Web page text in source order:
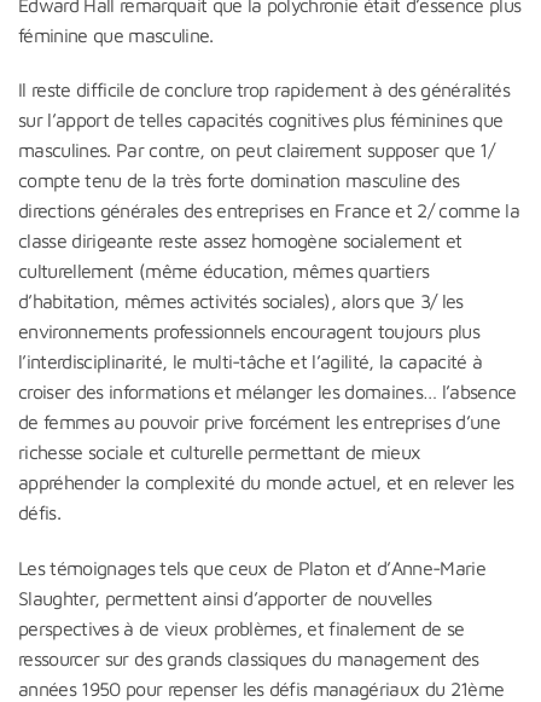
Edward Hall remarquait que la polychronie était d’essence plus
féminine que masculine.
Il reste difficile de conclure trop rapidement à des généralités
sur l’apport de telles capacités cognitives plus féminines que
masculines. Par contre, on peut clairement supposer que 1/
compte tenu de la très forte domination masculine des
directions générales des entreprises en France et 2/ comme la
classe dirigeante reste assez homogène socialement et
culturellement (même éducation, mêmes quartiers
d’habitation, mêmes activités sociales), alors que 3/ les
environnements professionnels encouragent toujours plus
l’interdisciplinarité, le multi-tâche et l’agilité, la capacité à
croiser des informations et mélanger les domaines… l’absence
de femmes au pouvoir prive forcément les entreprises d’une
richesse sociale et culturelle permettant de mieux
appréhender la complexité du monde actuel, et en relever les
défis.
Les témoignages tels que ceux de Platon et d’Anne-Marie
Slaughter, permettent ainsi d’apporter de nouvelles
perspectives à de vieux problèmes, et finalement de se
ressourcer sur des grands classiques du management des
années 1950 pour repenser les défis managériaux du 21ème